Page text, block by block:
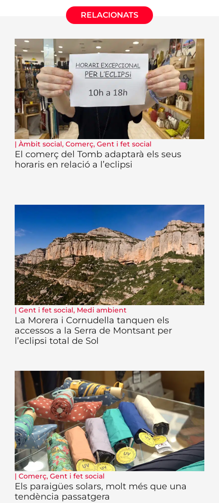
RELACIONATS
| Àmbit social, Comerç, Gent i fet social
El comerç del Tomb adaptarà els seus
horaris en relació a l’eclipsi
| Gent i fet social, Medi ambient
La Morera i Cornudella tanquen els
accessos a la Serra de Montsant per
l’eclipsi total de Sol
| Comerç, Gent i fet social
Els paraigües solars, molt més que una
tendència passatgera